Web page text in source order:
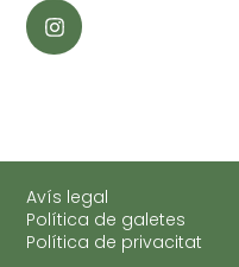
Avís legal
Política de galetes
Política de privacitat